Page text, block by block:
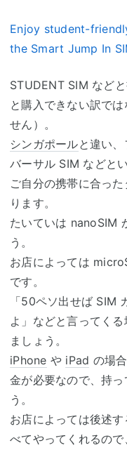
Enjoy student-
the Smart Jump In
STUDENT SIM など
と購入できない訳で
せん）。
シンガポールと違い
バーサル SIM などと
ご自分の携帯に合っ
ります。
たいていは nanoSIM
う。
お店によっては
です。
「50ペソ出せば SIM
よ」などと言ってく
ましょう。
iPhone や iPad の場
金が必要なので、持
う。
お店によっては後述
べてやってくれるの